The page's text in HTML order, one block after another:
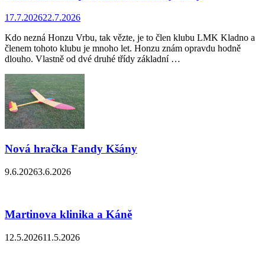
17.7.202622.7.2026
Kdo nezná Honzu Vrbu, tak vězte, je to člen klubu LMK Kladno a
členem tohoto klubu je mnoho let. Honzu znám opravdu hodně
dlouho. Vlastně od dvé druhé třídy základní …
Nová hračka Fandy Kšány
9.6.20263.6.2026
Martinova klinika a Káně
12.5.202611.5.2026